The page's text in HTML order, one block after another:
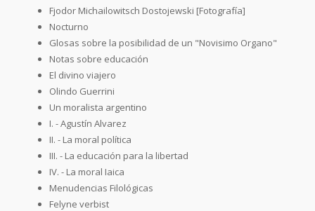
Fjodor Michailowitsch Dostojewski [Fotografía]
Nocturno
Glosas sobre la posibilidad de un "Novisimo Organo"
Notas sobre educación
El divino viajero
Olindo Guerrini
Un moralista argentino
I. - Agustín Alvarez
II. - La moral política
III. - La educación para la libertad
IV. - La moral Iaica
Menudencias Filológicas
Felyne verbist